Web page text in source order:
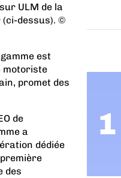
ULM de la
(ci-dessus). ©
est
motoriste
promet des
de
a
dédiée
première
des